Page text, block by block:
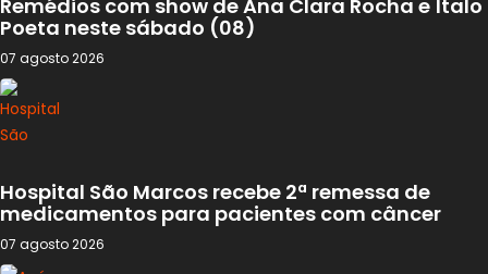
Remédios com show de Ana Clara Rocha e Ítalo
Poeta neste sábado (08)
07 agosto 2026
Hospital São Marcos recebe 2ª remessa de
medicamentos para pacientes com câncer
07 agosto 2026